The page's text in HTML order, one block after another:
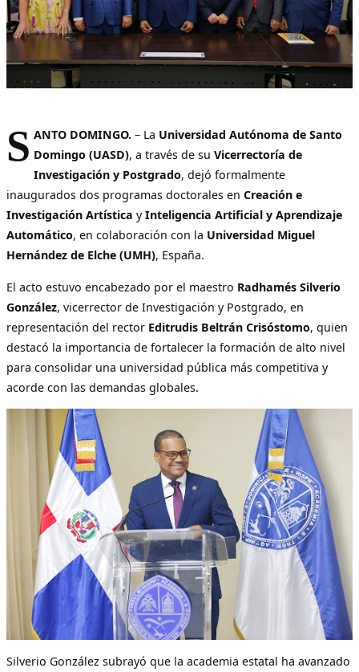
S ANTO DOMINGO. – La Universidad Autónoma de Santo
Domingo (UASD), a través de suVicerrectoría de
Investigación y Postgrado, dejó formalmente
inaugurados dos programas doctorales en Creación e
Investigación Artística yInteligencia Artificial y Aprendizaje
Automático, en colaboración con la Universidad Miguel
Hernández de Elche (UMH), España.
El acto estuvo encabezado por el maestro Radhamés Silverio
González, vicerrector de Investigación y Postgrado, en
representación del rector Editrudis Beltrán Crisóstomo, quien
destacó la importancia de fortalecer la formación de alto nivel
para consolidar una universidad pública más competitiva y
acorde con las demandas globales.
Silverio González subrayó que la academia estatal ha avanzado